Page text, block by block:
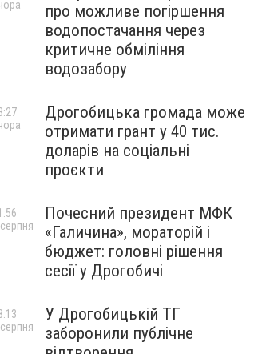
про можливе погіршення
водопостачання через
критичне обміління
водозабору
Дрогобицька громада може
отримати грант у 40 тис.
доларів на соціальні
проєкти
Почесний президент МФК
«Галичина», мораторій і
бюджет: головні рішення
сесії у Дрогобичі
У Дрогобицькій ТГ
заборонили публічне